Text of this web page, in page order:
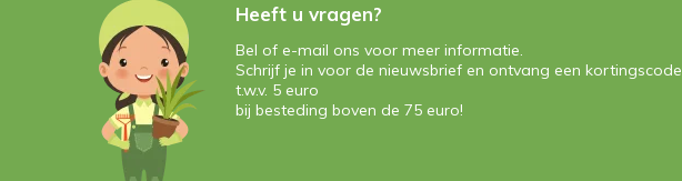
Heeft u vragen?
Bel of e-mail ons voor meer informatie.
Schrijf je in voor de nieuwsbrief en ontvang een kortingscode
t.w.v. 5 euro
bij besteding boven de 75 euro!